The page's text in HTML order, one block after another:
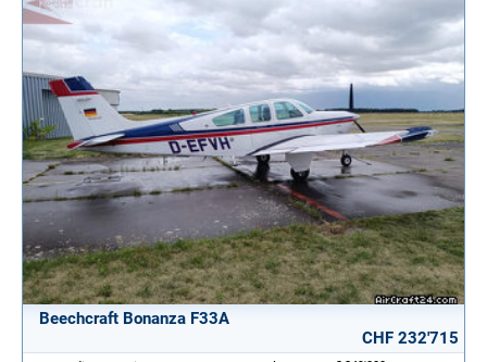
Beechcraft Bonanza F33A
CHF 232'715